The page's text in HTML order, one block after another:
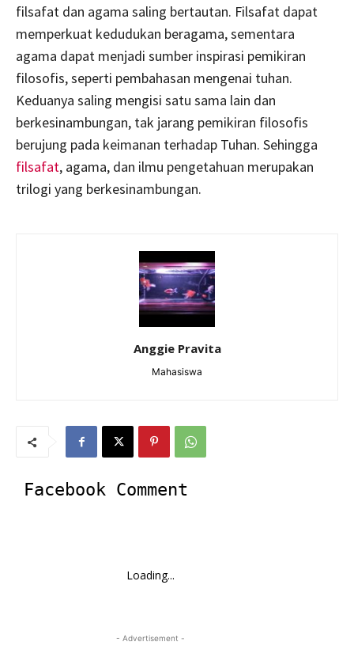
filsafat dan agama saling bertautan. Filsafat dapat
memperkuat kedudukan beragama, sementara
agama dapat menjadi sumber inspirasi pemikiran
filosofis, seperti pembahasan mengenai tuhan.
Keduanya saling mengisi satu sama lain dan
berkesinambungan, tak jarang pemikiran filosofis
berujung pada keimanan terhadap Tuhan. Sehingga
filsafat, agama, dan ilmu pengetahuan merupakan
trilogi yang berkesinambungan.
Anggie Pravita
Mahasiswa
Facebook Comment
Loading...
- Advertisement -